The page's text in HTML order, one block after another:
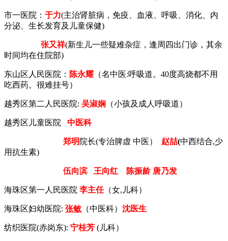
市一医院： 于力(主治肾脏病，免疫、血液、呼吸、消化、内
分泌、生长发育及儿童保健)
张又祥(新生儿一些疑难杂症，逢周四出门诊，其余
时间均在住院部)
东山区人民医院： 陈永耀 （名中医:呼吸道。40度高烧都不用
吃西药。很难挂号）
越秀区第二人民医院: 吴淑娴 （小孩及成人 呼吸道）
越秀区儿童医院 中医科
郑明 院长(专治脾虚 中医） 赵喆(中西结合,少
用抗生素)
伍向滨 王向红 陈振龄 唐乃发
海珠区第一人民医院 李主任（女,儿科）
海珠区妇幼医院: 张敏 （中医科） 沈医生
纺织医院(赤岗东): 宁桂芳 (儿科）